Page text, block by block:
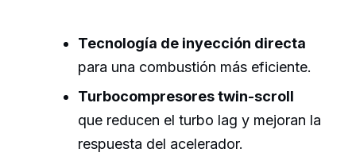
Tecnología de inyección directa
para una combustión más eficiente.
Turbocompresores twin-scroll
que reducen el turbo lag y mejoran la
respuesta del acelerador.